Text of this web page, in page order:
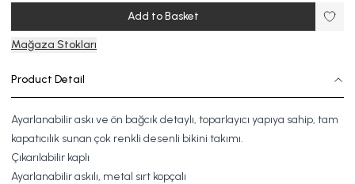
Add to Basket
Mağaza Stokları
Product Detail
Ayarlanabilir askı ve ön bağcık detaylı, toparlayıcı yapıya sahip, tam
kapatıcılık sunan çok renkli desenli bikini takımı.
Çıkarılabilir kaplı
Ayarlanabilir askılı, metal sırt kopçalı